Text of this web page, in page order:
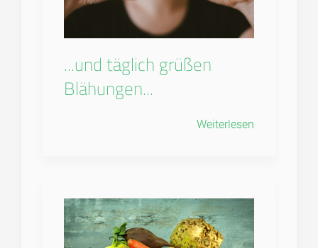
...und täglich grüßen
Blähungen...
Weiterlesen